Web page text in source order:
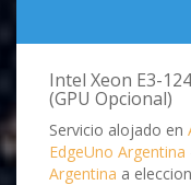
Intel Xeon E3-
(GPU Opcional)
Servicio alojado en
EdgeUno Argentina
Argentina a